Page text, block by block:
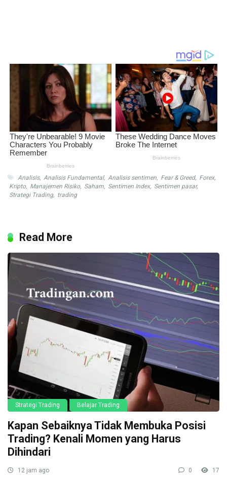
Analisis, Analisis Fundamental, Analisis sentimen, Fear & Greed, Forex,
Kripto, Manajemen Risiko, Saham, Sentimen Index, Sentimen pasar,
Strategi Trading, trading
Read More
Strategi Trading Belajar Trading
Kapan Sebaiknya Tidak Membuka Posisi
Trading? Kenali Momen yang Harus
Dihindari
12 jam ago 0 17